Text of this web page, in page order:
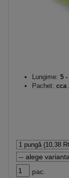
Lungime: 5 -
Pachet: cca
pac.